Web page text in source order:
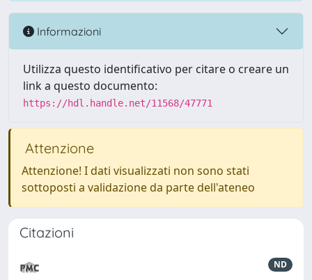
Informazioni
Utilizza questo identificativo per citare o creare un
link a questo documento:
https://hdl.handle.net/11568/47771
Attenzione
Attenzione! I dati visualizzati non sono stati
sottoposti a validazione da parte dell'ateneo
Citazioni
ND